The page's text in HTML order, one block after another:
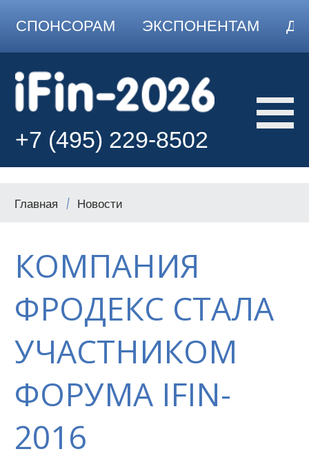
СПОНСОРАМ ЭКСПОНЕНТАМ
+7 (495) 229-8502
Главная Новости
КОМПАНИЯ
ФРОДЕКС СТАЛА
УЧАСТНИКОМ
ФОРУМА IFIN-
2016